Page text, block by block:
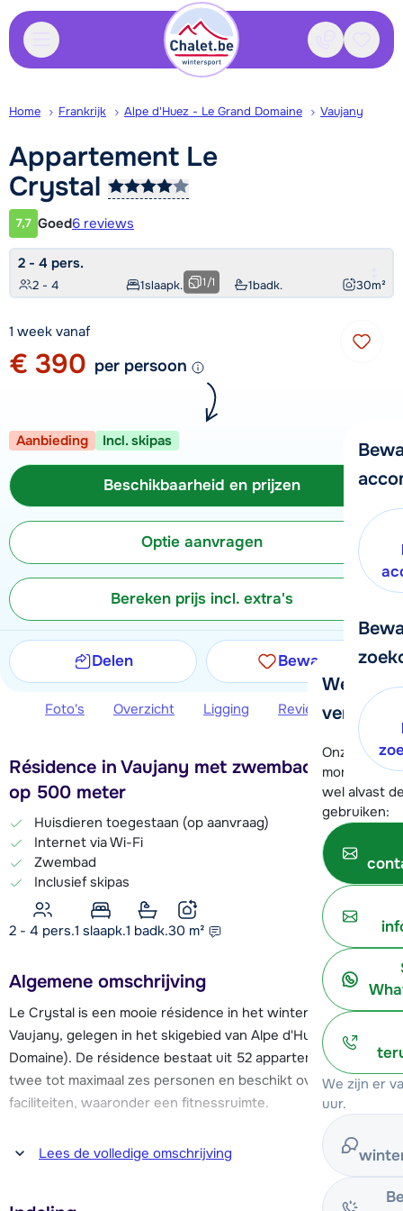
Contact
We
verder!
Onze
moment
wel alvast
gebruiken:
We zijn er
uur.
Home Frankrijk Alpe d'Huez - Le Grand Domaine Vaujany
Appartement Le
Crystal
Klantwaardering
7,7 Goed6 reviews
2 - 4 pers.
2 - 4 1slaapk. 1badk. 30m²
1/1
1 week vanaf
€ 390 per persoon
Aanbieding Incl. skipas
Beschikbaarheid en prijzen
Optie aanvragen
Bereken prijs incl. extra's
Delen Bewaren
Foto's Overzicht Ligging Reviews
Résidence in Vaujany met zwembad, skiliften
op 500 meter
Huisdieren toegestaan (op aanvraag)
Internet via Wi-Fi
Zwembad
Inclusief skipas
2 - 4 pers.1 slaapk.1 badk.30 m²
Algemene omschrijving
Le Crystal is een mooie résidence in het wintersportdorp
Vaujany, gelegen in het skigebied van Alpe d'Huez (Grand
Domaine). De résidence bestaat uit 52 appartementen voor
twee tot maximaal zes personen en beschikt over diverse
faciliteiten, waaronder een fitnessruimte.
Vanaf de résidence is het ongeveer 150 meter lopen naar
een overdekte roltrap, die beneden in het dorp bij het
vertrekpunt van de cabineliften uitkomt. De cabinelift
Lees de volledige omschrijving